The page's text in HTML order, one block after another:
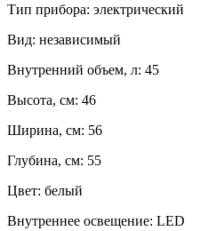
Тип прибора: электрический
Вид: независимый
Внутренний объем, л: 45
Высота, см: 46
Ширина, см: 56
Глубина, см: 55
Цвет: белый
Внутреннее освещение: LED